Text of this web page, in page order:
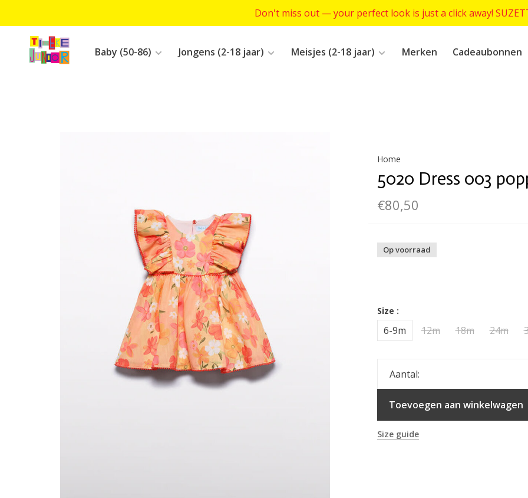
Don't miss out — your perfect look is just a click away!
Baby (50-86) Jongens (2-18 jaar) Meisjes (2-18 jaar) Merken Cadeaubonnen
Home
5020 Dress 003
€80,50
Op voorraad
Size :
6-9m 12m 18m 24m
Aantal:
Toevoegen aan winkelwagen
Size guide